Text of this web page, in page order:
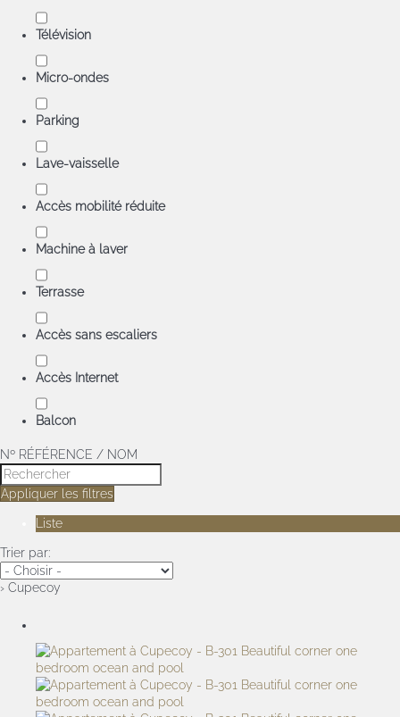
Télévision
Micro-ondes
Parking
Lave-vaisselle
Accès mobilité réduite
Machine à laver
Terrasse
Accès sans escaliers
Accès Internet
Balcon
Nº RÉFÉRENCE / NOM
Appliquer les filtres
Liste
Trier par:
› Cupecoy